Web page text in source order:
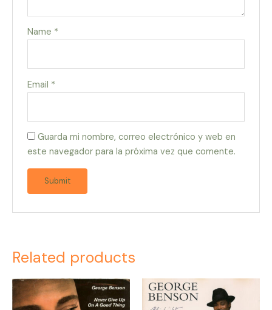
Name *
Email *
Guarda mi nombre, correo electrónico y web en
este navegador para la próxima vez que comente.
Related products